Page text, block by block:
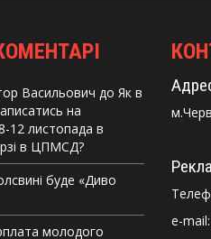
Васильович до Як в
на
12 листопада в
в ЦПМСД?
буде «Диво
молодого
e-